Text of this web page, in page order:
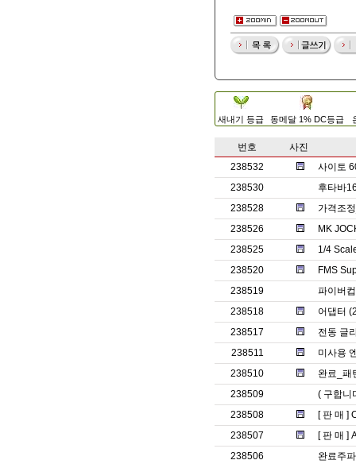
새내기 등급 동메달 1% DC등급
번호
사진
238532
사이토
238530
후타바
238528
가격조
238526
MK
238525
1/4
238520
FMS
238519
파이버
238518
어댑터
238517
전동 글
238511
미사용
238510
완료_패
238509
( 구합니
238508
[ 판 매 ]
238507
[ 판 매 ]
238506
완료주